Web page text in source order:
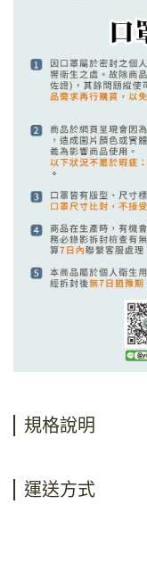
規格說明
運送方式